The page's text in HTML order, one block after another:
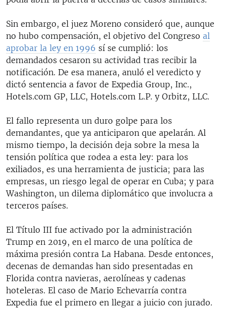
Sin embargo, el juez Moreno consideró que, aunque
no hubo compensación, el objetivo del Congreso al
aprobar la ley en 1996 sí se cumplió: los
demandados cesaron su actividad tras recibir la
notificación. De esa manera, anuló el veredicto y
dictó sentencia a favor de Expedia Group, Inc.,
Hotels.com GP, LLC, Hotels.com L.P. y Orbitz, LLC.
El fallo representa un duro golpe para los
demandantes, que ya anticiparon que apelarán. Al
mismo tiempo, la decisión deja sobre la mesa la
tensión política que rodea a esta ley: para los
exiliados, es una herramienta de justicia; para las
empresas, un riesgo legal de operar en Cuba; y para
Washington, un dilema diplomático que involucra a
terceros países.
El Título III fue activado por la administración
Trump en 2019, en el marco de una política de
máxima presión contra La Habana. Desde entonces,
decenas de demandas han sido presentadas en
Florida contra navieras, aerolíneas y cadenas
hoteleras. El caso de Mario Echevarría contra
Expedia fue el primero en llegar a juicio con jurado.